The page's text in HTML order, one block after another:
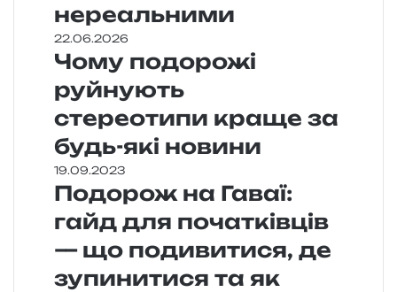
нереальними
22.06.2026
Чому подорожі
руйнують
стереотипи краще за
будь-які новини
19.09.2023
Подорож на Гаваї:
гайд для початківців
— що подивитися, де
зупинитися та як